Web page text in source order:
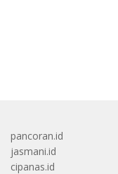
pancoran.id
jasmani.id
cipanas.id